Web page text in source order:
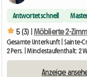
Antwortet schnell
5 (3) |
2 Pers. | Mindestaufenthalt: 2
Anzeige